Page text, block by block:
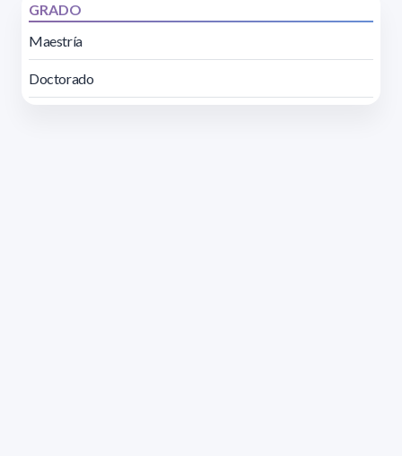
GRADO
Maestría
Doctorado